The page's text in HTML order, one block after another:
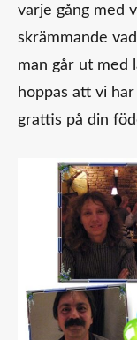
varje gång med
skrämmande
man går ut med
hoppas att vi
grattis på din